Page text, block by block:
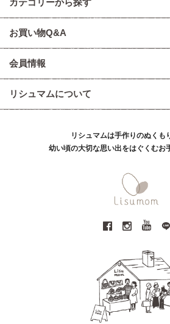
カテゴリーから探す
お買い物Q&A
会員情報
リシュマムについて
リシュマムは手作りのぬくも
幼い頃の大切な思い出をはぐくむお